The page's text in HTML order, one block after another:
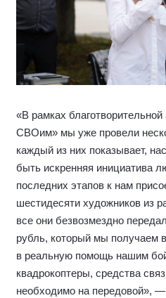
«В рамках
СВОим» мы уже провели
каждый из них показывает,
быть искренняя инициатива
последних этапов к нам
шестидесяти художников из
все они безвозмездно
рубль, который мы получаем
в реальную помощь нашим
квадрокоптеры, средства
необходимо на передовой»,